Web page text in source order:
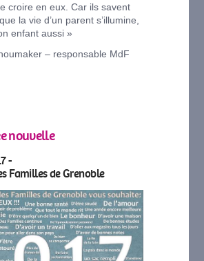
croire en eux. Car ils savent
la vie d’un parent s’illumine,
enfant aussi »
– responsable MdF
nouvelle
-
Familles de Grenoble